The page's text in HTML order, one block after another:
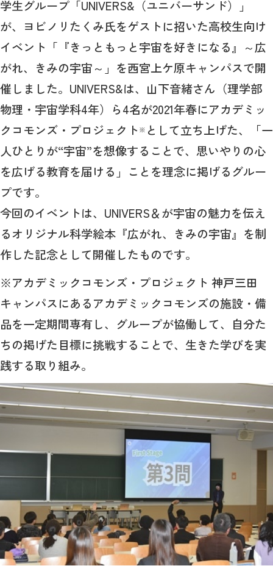
学生グループ「UNIVERS&（ユニバーサンド）」
が、ヨビノリたくみ氏をゲストに招いた高校生向け
イベント「『きっともっと宇宙を好きになる』～広
がれ、きみの宇宙～」を西宮上ケ原キャンパスで開
催しました。UNIVERS&は、山下音緒さん（理学部
物理・宇宙学科4年）ら4名が2021年春にアカデミッ
クコモンズ・プロジェクト ※ として立ち上げた、「一
人ひとりが“宇宙”を想像することで、思いやりの心
を広げる教育を届ける」ことを理念に掲げるグルー
プです。
今回のイベントは、UNIVERS＆が宇宙の魅力を伝え
るオリジナル科学絵本『広がれ、きみの宇宙』を制
作した記念として開催したものです。
※アカデミックコモンズ・プロジェクト 神戸三田
キャンパスにあるアカデミックコモンズの施設・備
品を一定期間専有し、グループが協働して、自分た
ちの掲げた目標に挑戦することで、生きた学びを実
践する取り組み。